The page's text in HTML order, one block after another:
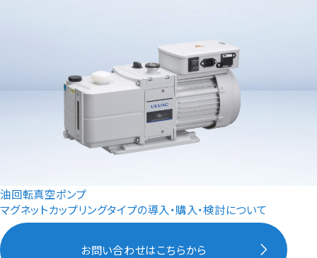
油回転真空ポンプ
マグネットカップリングタイプの導入・購入・検討について
お問い合わせはこちらから